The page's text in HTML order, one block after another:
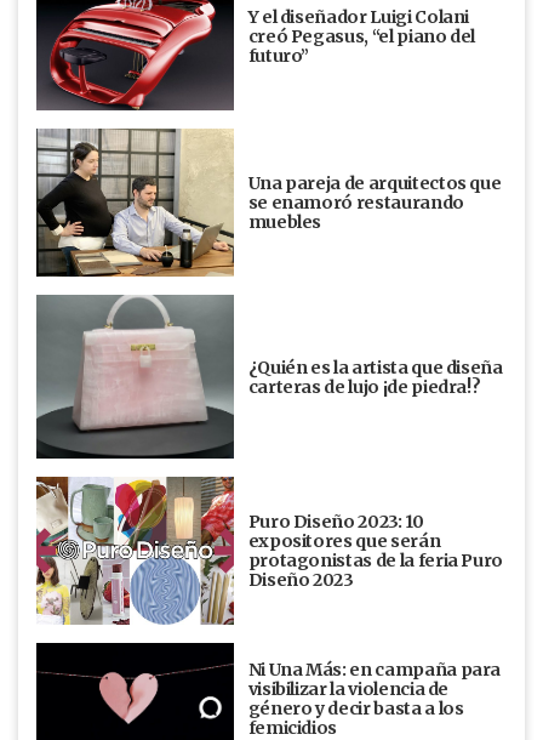
Y el diseñador Luigi Colani
creó Pegasus, “el piano del
futuro”
Una pareja de arquitectos que
se enamoró restaurando
muebles
¿Quién es la artista que diseña
carteras de lujo ¡de piedra!?
Puro Diseño 2023: 10
expositores que serán
protagonistas de la feria Puro
Diseño 2023
Ni Una Más: en campaña para
visibilizar la violencia de
género y decir basta a los
femicidios